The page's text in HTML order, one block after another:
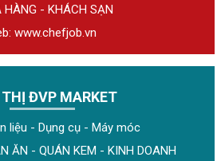
HÀNG - KHÁCH SẠN
www.chefjob.vn
THỊ ĐVP MARKET
liệu - Dụng cụ - Máy móc
ĂN - QUÁN KEM - KINH DOANH